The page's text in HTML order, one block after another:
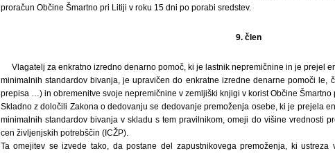
proračun Občine Šmartno pri Litiji v roku 15 dni po porabi sredstev.
9. člen
Vlagatelj za enkratno izredno denarno pomoč, ki je lastnik nepremičnine in je prejel
minimalnih standardov bivanja, je upravičen do enkratne izredne denarne pomoči le,
prepisa …) in obremenitve svoje nepremičnine v zemljiški knjigi v korist Občine Šmartno
Skladno z določili Zakona o dedovanju se dedovanje premoženja osebe, ki je prejela
minimalnih standardov bivanja v skladu s tem pravilnikom, omeji do višine vrednosti
cen življenjskih potrebščin (ICŽP).
Ta omejitev se izvede tako, da postane del zapustnikovega premoženja, ki ustreza